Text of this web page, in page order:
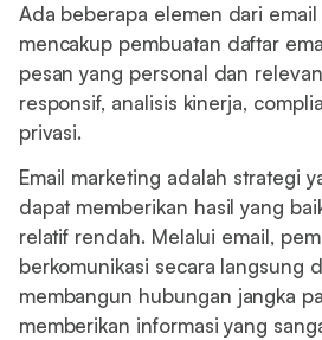
Ada beberapa elemen dari
mencakup pembuatan daftar
pesan yang personal dan
responsif, analisis kinerja,
privasi.
Email marketing adalah strategi
dapat memberikan hasil yang
relatif rendah. Melalui email,
berkomunikasi secara langsung
membangun hubungan jangka
memberikan informasi yang